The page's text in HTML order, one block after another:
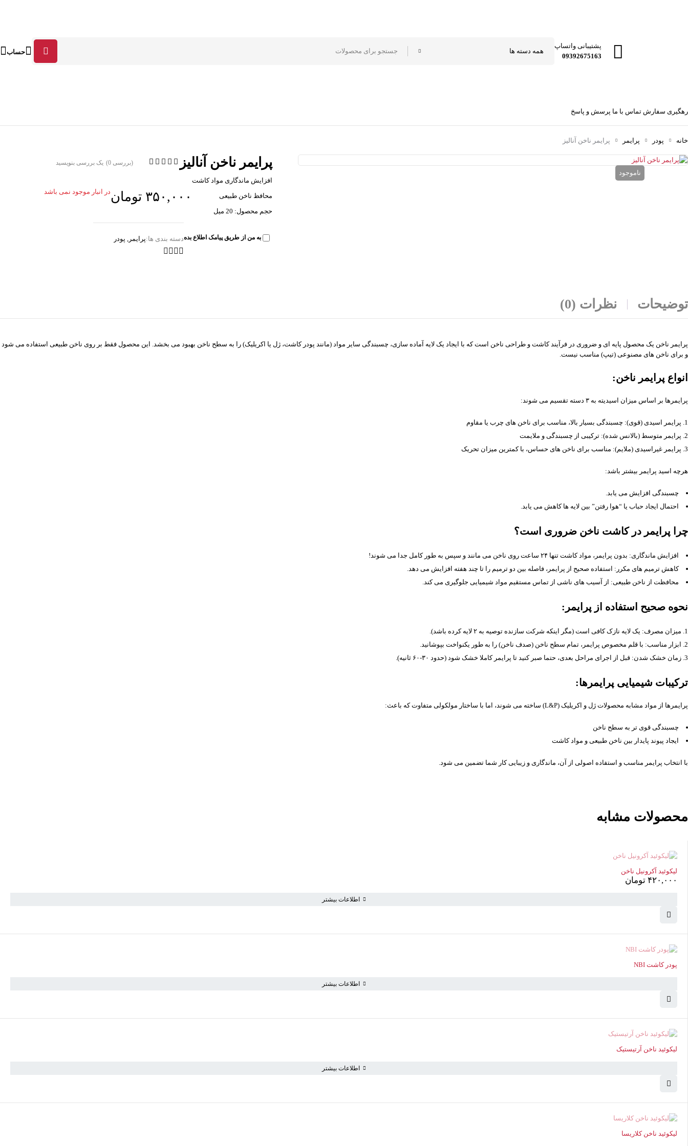
پشتیبانی واتساپ
09392675163
حساب
رهگیری سفارش تماس با ما پرسش و پاسخ
خانه پودر پرایمر پرایمر ناخن آنالیز
ناموجود
پرایمر ناخن آنالیز (بررسی 0) یک بررسی بنویسید
افزایش ماندگاری مواد کاشت
محافظ ناخن طبیعی
حجم محصول: 20 میل
۳۵۰,۰۰۰ توماندر انبار موجود نمی باشد
به من از طریق پیامک اطلاع بدهدسته بندی ها:پرایمر , پودر
توضیحات نظرات (0)
پرایمر ناخن یک محصول پایه ای و ضروری در فرآیند کاشت و طراحی ناخن است که با ایجاد یک لایه آماده سازی، چسبندگی سایر مواد (مانند پودر کاشت، ژل یا اکریلیک) را به سطح ناخن بهبود می بخشد. این محصول فقط بر روی ناخن طبیعی استفاده می شود
و برای ناخن های مصنوعی (تیپ) مناسب نیست.
انواع پرایمر ناخن:
پرایمرها بر اساس میزان اسیدیته به ۳ دسته تقسیم می شوند:
پرایمر اسیدی (قوی): چسبندگی بسیار بالا، مناسب برای ناخن های چرب یا مقاوم
پرایمر متوسط (بالانس شده): ترکیبی از چسبندگی و ملایمت
پرایمر غیراسیدی (ملایم): مناسب برای ناخن های حساس، با کمترین میزان تحریک
هرچه اسید پرایمر بیشتر باشد:
چسبندگی افزایش می یابد.
احتمال ایجاد حباب یا “هوا رفتن” بین لایه ها کاهش می یابد.
چرا پرایمر در کاشت ناخن ضروری است؟
افزایش ماندگاری: بدون پرایمر، مواد کاشت تنها ۲۴ ساعت روی ناخن می مانند و سپس به طور کامل جدا می شوند!
کاهش ترمیم های مکرر: استفاده صحیح از پرایمر، فاصله بین دو ترمیم را تا چند هفته افزایش می دهد.
محافظت از ناخن طبیعی: از آسیب های ناشی از تماس مستقیم مواد شیمیایی جلوگیری می کند.
نحوه صحیح استفاده از پرایمر:
میزان مصرف: یک لایه نازک کافی است (مگر اینکه شرکت سازنده توصیه به ۲ لایه کرده باشد).
ابزار مناسب: با قلم مخصوص پرایمر، تمام سطح ناخن (صدف ناخن) را به طور یکنواخت بپوشانید.
زمان خشک شدن: قبل از اجرای مراحل بعدی، حتما صبر کنید تا پرایمر کاملا خشک شود (حدود ۳۰-۶۰ ثانیه).
ترکیبات شیمیایی پرایمرها:
پرایمرها از مواد مشابه محصولات ژل و اکریلیک (L&P) ساخته می شوند، اما با ساختار مولکولی متفاوت که باعث:
چسبندگی قوی تر به سطح ناخن
ایجاد پیوند پایدار بین ناخن طبیعی و مواد کاشت
با انتخاب پرایمر مناسب و استفاده اصولی از آن، ماندگاری و زیبایی کار شما تضمین می شود.
محصولات مشابه
ناموجود
لیکوئید آکرونیل ناخن
۴۲۰,۰۰۰ تومان
اطلاعات بیشتر
ناموجود
پودر کاشت NBI
اطلاعات بیشتر
ناموجود
لیکوئید ناخن آرتیستیک
اطلاعات بیشتر
ناموجود
لیکوئید ناخن کلاریسا